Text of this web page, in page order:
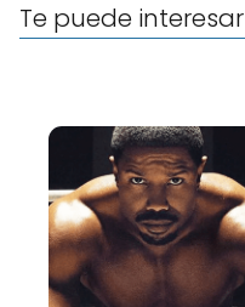
Te puede interesar